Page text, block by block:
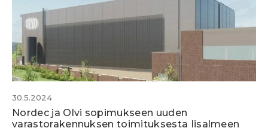
30.5.2024
Nordec ja Olvi sopimukseen uuden
varastorakennuksen toimituksesta Iisalmeen